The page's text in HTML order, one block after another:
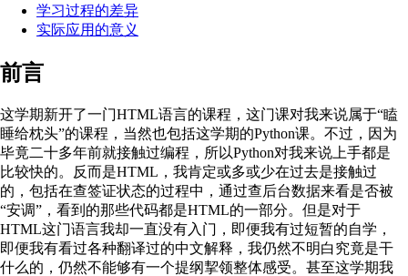
学习过程的差异
实际应用的意义
前言
这学期新开了一门HTML语言的课程，这门课对我来说属于“瞌
睡给枕头”的课程，当然也包括这学期的Python课。不过，因为
毕竟二十多年前就接触过编程，所以Python对我来说上手都是
比较快的。反而是HTML，我肯定或多或少在过去是接触过
的，包括在查签证状态的过程中，通过查后台数据来看是否被
“安调”，看到的那些代码都是HTML的一部分。但是对于
HTML这门语言我却一直没有入门，即便我有过短暂的自学，
即便我有看过各种翻译过的中文解释，我仍然不明白究竟是干
什么的，仍然不能够有一个提纲挈领整体感受。甚至这学期我